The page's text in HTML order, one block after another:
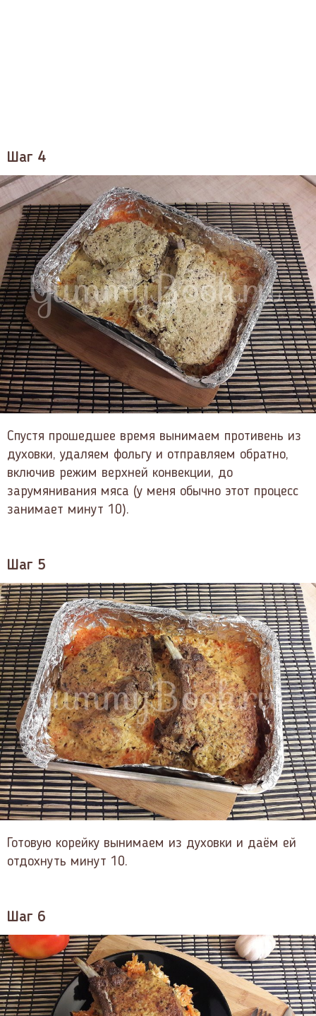
Шаг 4
Спустя прошедшее время вынимаем противень из
духовки, удаляем фольгу и отправляем обратно,
включив режим верхней конвекции, до
зарумянивания мяса (у меня обычно этот процесс
занимает минут 10).
Шаг 5
Готовую корейку вынимаем из духовки и даём ей
отдохнуть минут 10.
Шаг 6